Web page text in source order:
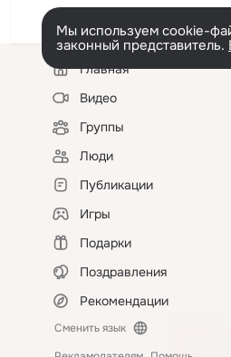
Мы используем cookie-
законный представитель.
Левая
колонкаГлавная
Видео
Группы
Люди
Публикации
Игры
Подарки
Поздравления
Рекомендации
Сменить язык